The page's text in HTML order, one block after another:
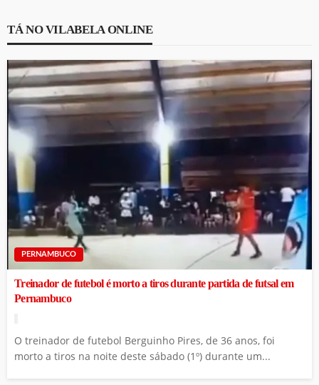
TÁ NO VILABELA ONLINE
PERNAMBUCO
Treinador de futebol é morto a tiros durante partida de futsal em
Pernambuco
O treinador de futebol Berguinho Pires, de 36 anos, foi
morto a tiros na noite deste sábado (1º) durante um...